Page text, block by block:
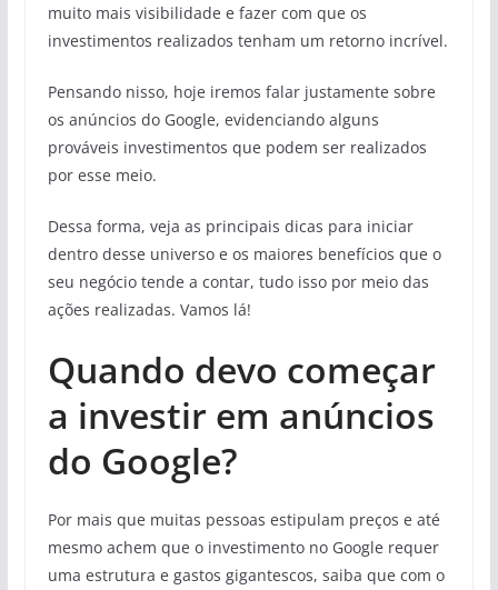
muito mais visibilidade e fazer com que os
investimentos realizados tenham um retorno incrível.
Pensando nisso, hoje iremos falar justamente sobre
os anúncios do Google, evidenciando alguns
prováveis investimentos que podem ser realizados
por esse meio.
Dessa forma, veja as principais dicas para iniciar
dentro desse universo e os maiores benefícios que o
seu negócio tende a contar, tudo isso por meio das
ações realizadas. Vamos lá!
Quando devo começar
a investir em anúncios
do Google?
Por mais que muitas pessoas estipulam preços e até
mesmo achem que o investimento no Google requer
uma estrutura e gastos gigantescos, saiba que com o